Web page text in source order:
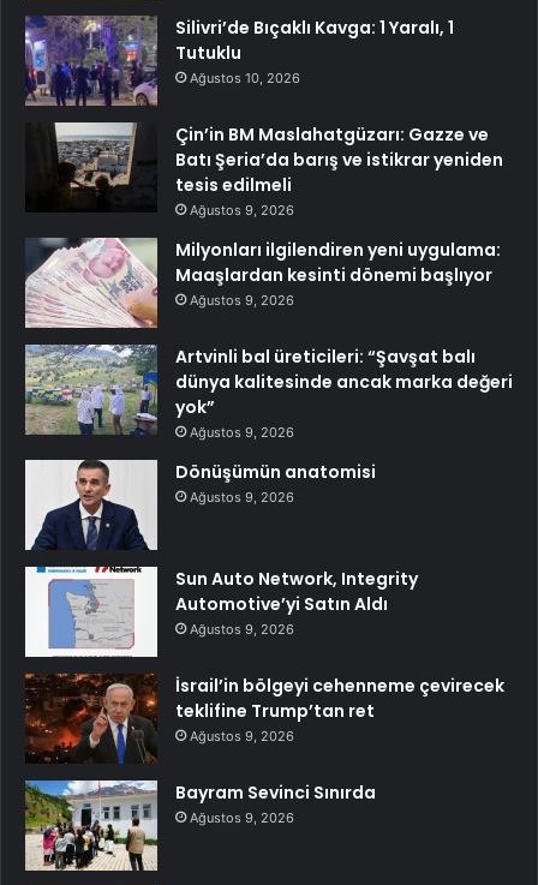
Silivri’de Bıçaklı Kavga: 1 Yaralı, 1
Tutuklu
Ağustos 10, 2026
Çin’in BM Maslahatgüzarı: Gazze ve
Batı Şeria’da barış ve istikrar yeniden
tesis edilmeli
Ağustos 9, 2026
Milyonları ilgilendiren yeni uygulama:
Maaşlardan kesinti dönemi başlıyor
Ağustos 9, 2026
Artvinli bal üreticileri: “Şavşat balı
dünya kalitesinde ancak marka değeri
yok”
Ağustos 9, 2026
Dönüşümün anatomisi
Ağustos 9, 2026
Sun Auto Network, Integrity
Automotive’yi Satın Aldı
Ağustos 9, 2026
İsrail’in bölgeyi cehenneme çevirecek
teklifine Trump’tan ret
Ağustos 9, 2026
Bayram Sevinci Sınırda
Ağustos 9, 2026